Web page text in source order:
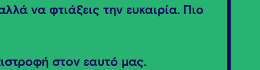
να φτιάξεις την ευκαιρία. Πιο
στον εαυτό μας.